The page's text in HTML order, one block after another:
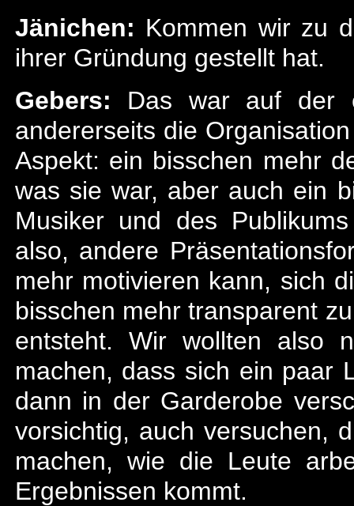
Jänichen: Kommen wir zu
ihrer Gründung gestellt hat.
Gebers: Das war auf der
andererseits die
Aspekt: ein bisschen mehr
was sie war, aber auch ein
Musiker und des
also, andere
mehr motivieren kann, sich
bisschen mehr transparent
entsteht. Wir wollten also
machen, dass sich ein paar
dann in der Garderobe
vorsichtig, auch versuchen,
machen, wie die Leute
Ergebnissen kommt.